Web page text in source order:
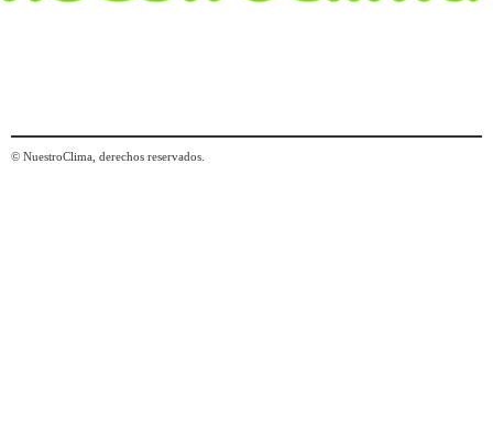
© NuestroClima, derechos reservados.